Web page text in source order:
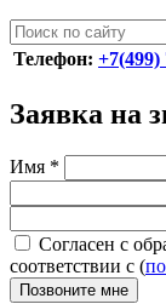
Телефон: +7(499)
Заявка на
Имя *
Согласен с
соответствии с (
Позвоните мне